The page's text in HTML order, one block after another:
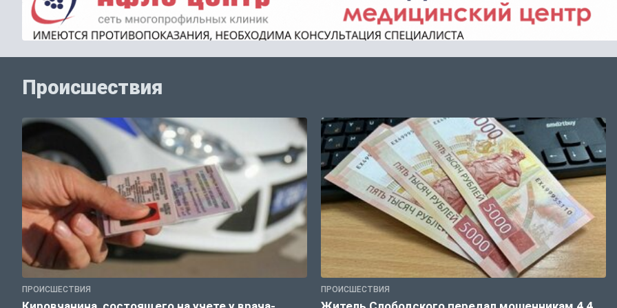
Происшествия
ПРОИСШЕСТВИЯ ПРОИСШЕСТВИЯ